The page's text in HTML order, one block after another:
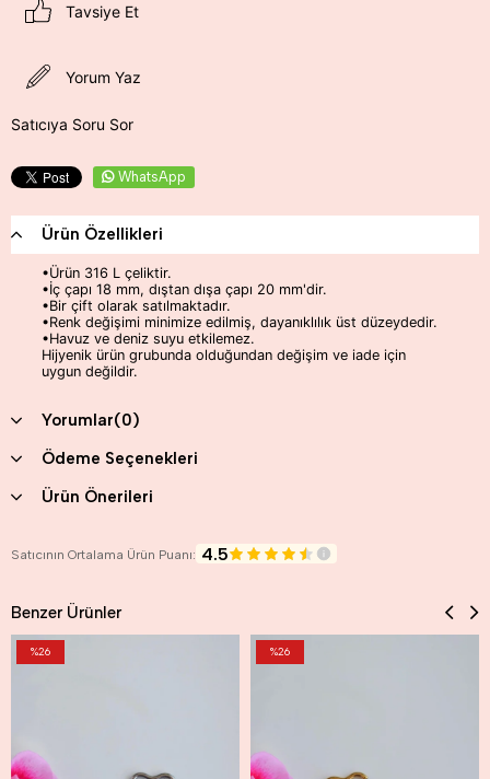
Tavsiye Et
Yorum Yaz
Satıcıya Soru Sor
WhatsApp
Ürün Özellikleri
•Ürün 316 L çeliktir.
•İç çapı 18 mm, dıştan dışa çapı 20 mm'dir.
•Bir çift olarak satılmaktadır.
•Renk değişimi minimize edilmiş, dayanıklılık üst düzeydedir.
•Havuz ve deniz suyu etkilemez.
Hijyenik ürün grubunda olduğundan değişim ve iade için
uygun değildir.
Yorumlar(0)
Ödeme Seçenekleri
Ürün Önerileri
Satıcının Ortalama Ürün Puanı: 4.5
Benzer Ürünler
%26 %26